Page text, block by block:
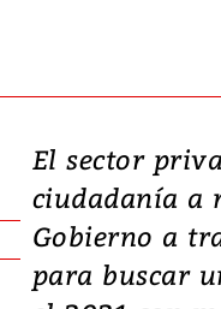
El sector
ciudadanía a
Gobierno a
para buscar